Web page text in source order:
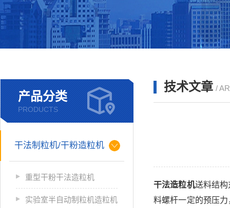
产品分类
PRODUCTS
干法制粒机/干粉造粒机
重型干粉干法造粒机
实验室半自动制粒机造粒机
技术文章 /
干法造粒机送料结
料螺杆一定的预压